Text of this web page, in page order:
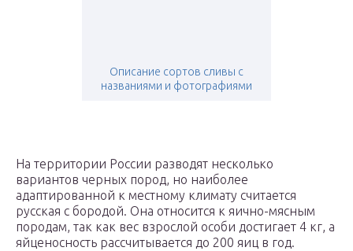
Описание сортов сливы с
названиями и фотографиями
На территории России разводят несколько
вариантов черных пород, но наиболее
адаптированной к местному климату считается
русская с бородой. Она относится к яично-мясным
породам, так как вес взрослой особи достигает 4 кг, а
яйценосность рассчитывается до 200 яиц в год.